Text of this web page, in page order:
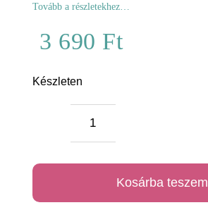
Tovább a részletekhez…
3 690 Ft
Készleten
táskaKosárba teszem